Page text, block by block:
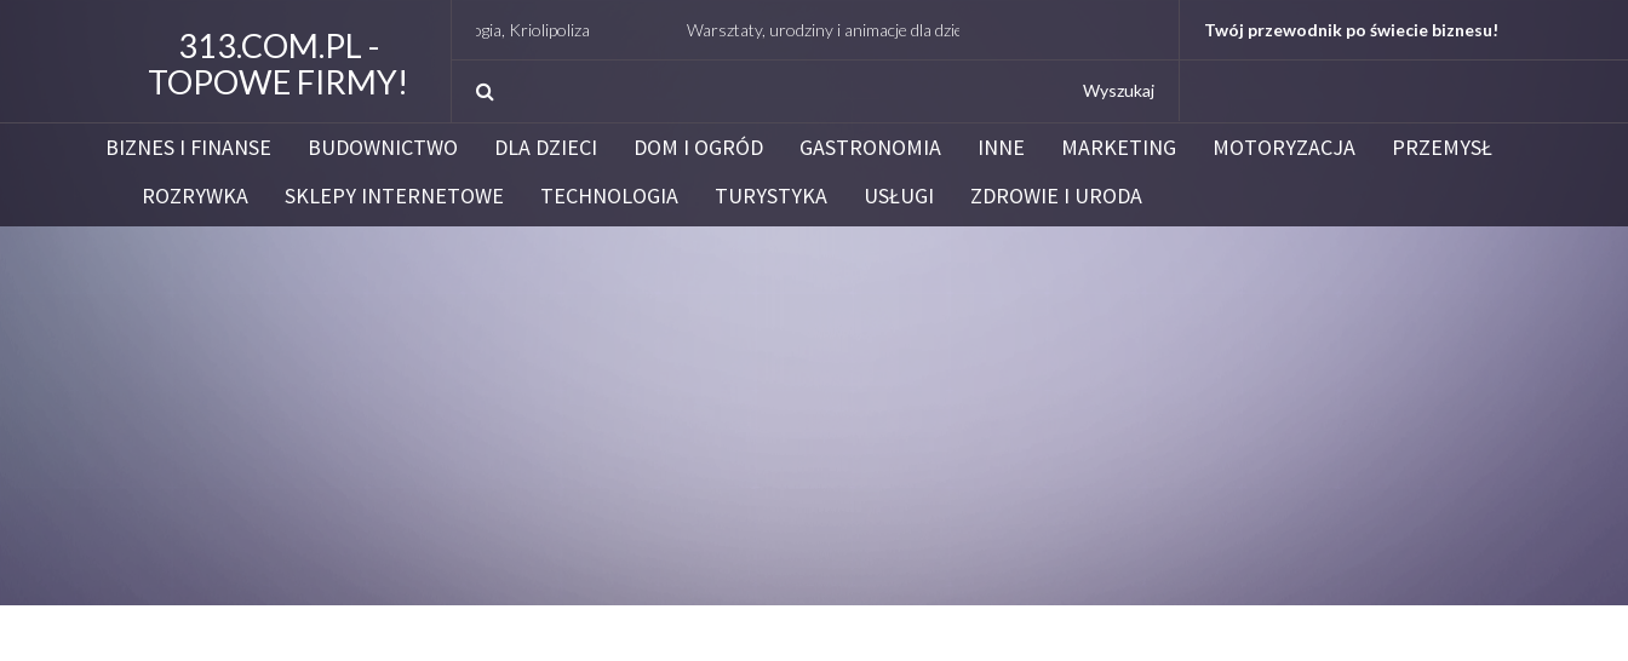
313.COM.PL -
TOPOWE FIRMY!
Studio Figura Białystok – Endermologia, Kriolipoliza Warsztaty, urodziny i animacje dla dzieci – Białystok – potrafie.edu.pl Kleenoil Centrum Dezynfekcji i
Twój przewodnik po świecie biznesu!
BIZNES I FINANSE BUDOWNICTWO DLA DZIECI DOM I OGRÓD GASTRONOMIA INNE MARKETING MOTORYZACJA
PRZEMYSŁ
ROZRYWKA
SKLEPY INTERNETOWE TECHNOLOGIA TURYSTYKA USŁUGI ZDROWIE I URODA